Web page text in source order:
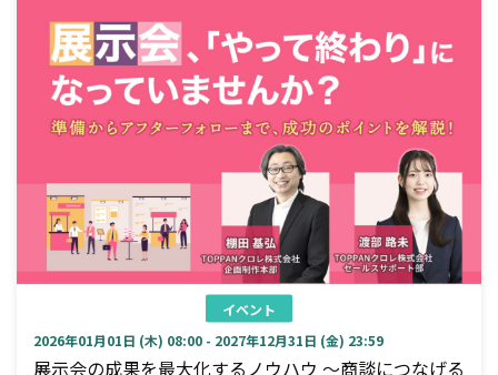
イベント
2026年01月01日 (木) 08:00 - 2027年12月31日 (金) 23:59
展示会の成果を最大化するノウハウ ～商談につなげる